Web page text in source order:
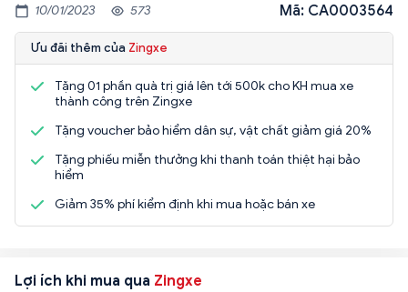
10/01/2023 573 Mã: CA0003564
Ưu đãi thêm của Zingxe
Tặng 01 phần quà trị giá lên tới 500k cho KH mua xe
thành công trên Zingxe
Tặng voucher bảo hiểm dân sự, vật chất giảm giá 20%
Tặng phiếu miễn thưởng khi thanh toán thiệt hại bảo
hiểm
Giảm 35% phí kiểm định khi mua hoặc bán xe
Lợi ích khi mua qua Zingxe